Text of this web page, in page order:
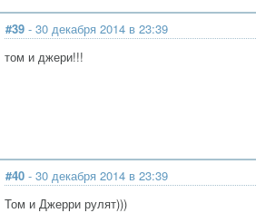
#39 - 30 декабря 2014 в 23:39
том и джери!!!
#40 - 30 декабря 2014 в 23:39
Том и Джерри рулят)))